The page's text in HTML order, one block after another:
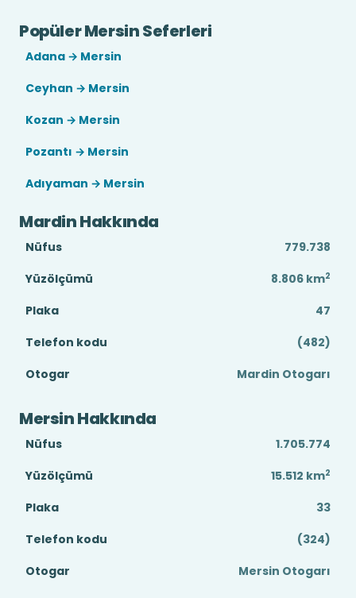
Popüler Mersin Seferleri
Adana → Mersin
Ceyhan → Mersin
Kozan → Mersin
Pozantı → Mersin
Adıyaman → Mersin
Mardin Hakkında
Nüfus
779.738
Yüzölçümü
8.806 km2
Plaka
47
Telefon kodu
(482)
Otogar
Mardin Otogarı
Mersin Hakkında
Nüfus
1.705.774
Yüzölçümü
15.512 km2
Plaka
33
Telefon kodu
(324)
Otogar
Mersin Otogarı